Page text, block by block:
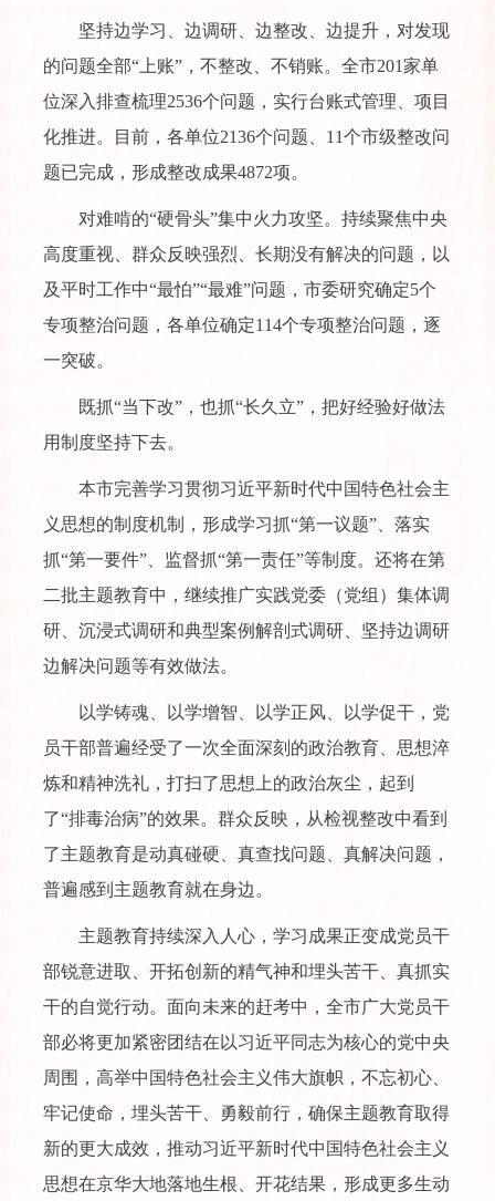
坚持边学习、边调研、边整改、边提升，对发现
的问题全部“上账”，不整改、不销账。全市201家单
位深入排查梳理2536个问题，实行台账式管理、项目
化推进。目前，各单位2136个问题、11个市级整改问
题已完成，形成整改成果4872项。
对难啃的“硬骨头”集中火力攻坚。持续聚焦中央
高度重视、群众反映强烈、长期没有解决的问题，以
及平时工作中“最怕”“最难”问题，市委研究确定5个
专项整治问题，各单位确定114个专项整治问题，逐
一突破。
既抓“当下改”，也抓“长久立”，把好经验好做法
用制度坚持下去。
本市完善学习贯彻习近平新时代中国特色社会主
义思想的制度机制，形成学习抓“第一议题”、落实
抓“第一要件”、监督抓“第一责任”等制度。还将在第
二批主题教育中，继续推广实践党委（党组）集体调
研、沉浸式调研和典型案例解剖式调研、坚持边调研
边解决问题等有效做法。
以学铸魂、以学增智、以学正风、以学促干，党
员干部普遍经受了一次全面深刻的政治教育、思想淬
炼和精神洗礼，打扫了思想上的政治灰尘，起到
了“排毒治病”的效果。群众反映，从检视整改中看到
了主题教育是动真碰硬、真查找问题、真解决问题，
普遍感到主题教育就在身边。
主题教育持续深入人心，学习成果正变成党员干
部锐意进取、开拓创新的精气神和埋头苦干、真抓实
干的自觉行动。面向未来的赶考中，全市广大党员干
部必将更加紧密团结在以习近平同志为核心的党中央
周围，高举中国特色社会主义伟大旗帜，不忘初心、
牢记使命，埋头苦干、勇毅前行，确保主题教育取得
新的更大成效，推动习近平新时代中国特色社会主义
思想在京华大地落地生根、开花结果，形成更多生动